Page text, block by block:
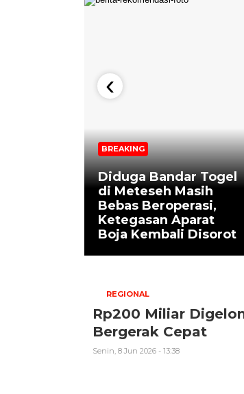
BREAKING
Diduga Bandar Togel
di Meteseh Masih
Bebas Beroperasi,
Ketegasan Aparat
Boja Kembali Disorot
‹
REGIONAL
Rp200 Miliar
Bergerak Cepat
Senin, 8 Jun 2026 - 13:38